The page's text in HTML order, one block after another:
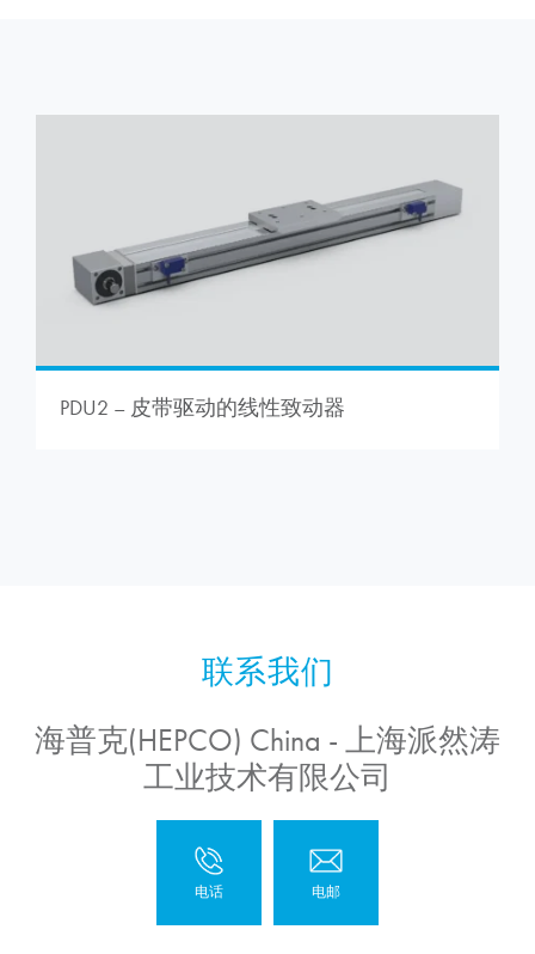
PDU2 – 皮带驱动的线性致动器
海普克(HEPCO) China - 上海派然涛
工业技术有限公司